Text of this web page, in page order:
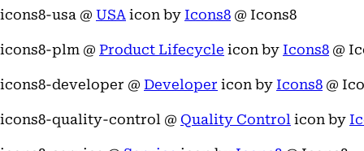
icons8-usa @ USA icon by Icons8 @ Icons8
icons8-plm @ Product Lifecycle icon by Icons8 @
icons8-developer @ Developer icon by Icons8 @
icons8-quality-control @ Quality Control icon by